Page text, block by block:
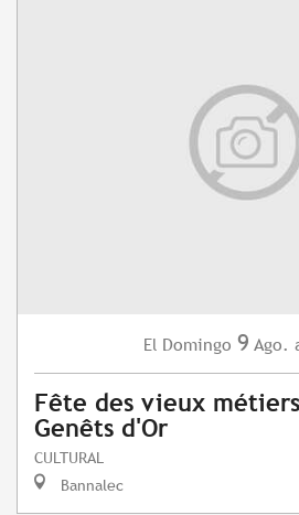
El Domingo 9 Ago.
Fête des vieux
Genêts d'Or
CULTURAL
Bannalec